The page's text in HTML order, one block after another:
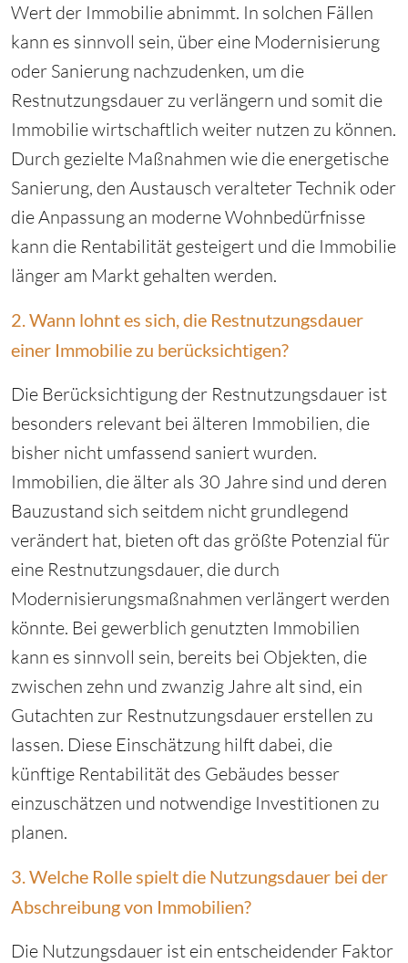
Wert der Immobilie abnimmt. In solchen Fällen
kann es sinnvoll sein, über eine Modernisierung
oder Sanierung nachzudenken, um die
Restnutzungsdauer zu verlängern und somit die
Immobilie wirtschaftlich weiter nutzen zu können.
Durch gezielte Maßnahmen wie die energetische
Sanierung, den Austausch veralteter Technik oder
die Anpassung an moderne Wohnbedürfnisse
kann die Rentabilität gesteigert und die Immobilie
länger am Markt gehalten werden.
2. Wann lohnt es sich, die Restnutzungsdauer
einer Immobilie zu berücksichtigen?
Die Berücksichtigung der Restnutzungsdauer ist
besonders relevant bei älteren Immobilien, die
bisher nicht umfassend saniert wurden.
Immobilien, die älter als 30 Jahre sind und deren
Bauzustand sich seitdem nicht grundlegend
verändert hat, bieten oft das größte Potenzial für
eine Restnutzungsdauer, die durch
Modernisierungsmaßnahmen verlängert werden
könnte. Bei gewerblich genutzten Immobilien
kann es sinnvoll sein, bereits bei Objekten, die
zwischen zehn und zwanzig Jahre alt sind, ein
Gutachten zur Restnutzungsdauer erstellen zu
lassen. Diese Einschätzung hilft dabei, die
künftige Rentabilität des Gebäudes besser
einzuschätzen und notwendige Investitionen zu
planen.
3. Welche Rolle spielt die Nutzungsdauer bei der
Abschreibung von Immobilien?
Die Nutzungsdauer ist ein entscheidender Faktor